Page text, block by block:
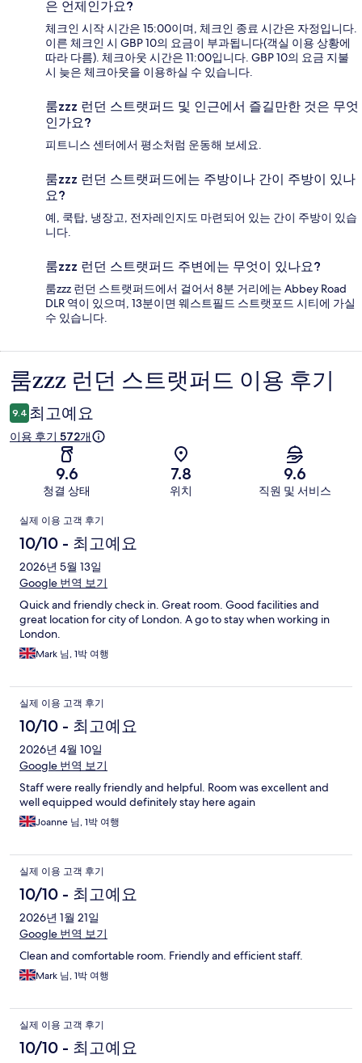
은 언제인가요?
체크인 시작 시간은 15:00이며, 체크인 종료 시간은 자정입니다.
이른 체크인 시 GBP 10의 요금이 부과됩니다(객실 이용 상황에
따라 다름). 체크아웃 시간은 11:00입니다. GBP 10의 요금 지불
시 늦은 체크아웃을 이용하실 수 있습니다.
룸zzz 런던 스트랫퍼드 및 인근에서 즐길만한 것은 무엇
인가요?
피트니스 센터에서 평소처럼 운동해 보세요.
룸zzz 런던 스트랫퍼드에는 주방이나 간이 주방이 있나
요?
예, 쿡탑, 냉장고, 전자레인지도 마련되어 있는 간이 주방이 있습
니다.
룸zzz 런던 스트랫퍼드 주변에는 무엇이 있나요?
룸zzz 런던 스트랫퍼드에서 걸어서 8분 거리에는 Abbey Road
DLR 역이 있으며, 13분이면 웨스트필드 스트랫포드 시티에 가실
수 있습니다.
이
용
후
룸zzz 런던 스트랫퍼드 이용 후기
9.4 최고예요
이용 후기 572개
9.6
청결 상태
7.8
위치
9.6
직원 및 서비스
이
용
후
기
실제 이용 고객 후기
10/10 - 최고예요
2026년 5월 13일
Google 번역 보기
Quick and friendly check in. Great room. Good facilities and
great location for city of London. A go to stay when working in
London.
Mark 님, 1박 여행
실제 이용 고객 후기
10/10 - 최고예요
2026년 4월 10일
Google 번역 보기
Staff were really friendly and helpful. Room was excellent and
well equipped would definitely stay here again
Joanne 님, 1박 여행
실제 이용 고객 후기
10/10 - 최고예요
2026년 1월 21일
Google 번역 보기
Clean and comfortable room. Friendly and efficient staff.
Mark 님, 1박 여행
실제 이용 고객 후기
10/10 - 최고예요